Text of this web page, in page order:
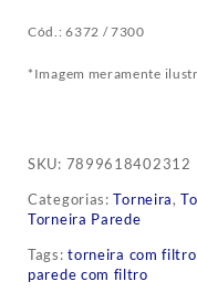
Cód.: 6372 / 7300
*Imagem meramente
SKU: 7899618402312
Categorias:Torneira,
Torneira Parede
Tags:torneira com filtro
parede com filtro